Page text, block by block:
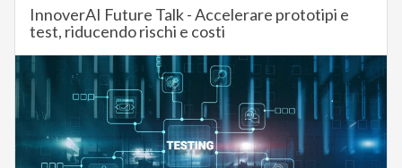
InnoverAI Future Talk - Accelerare prototipi e
test, riducendo rischi e costi